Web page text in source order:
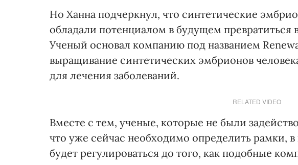
Но Ханна подчеркнул, что синтетические
обладали потенциалом в будущем
Ученый основал компанию под названием
выращивание синтетических эмбрионов
для лечения заболеваний.
RELATED VIDEO
Вместе с тем, ученые, которые не были
что уже сейчас необходимо определить рамки,
будет регулироваться до того, как подобные